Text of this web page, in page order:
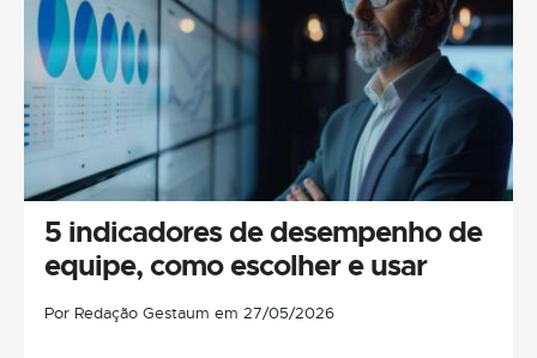
5 indicadores de desempenho de
equipe, como escolher e usar
Por Redação Gestaum em 27/05/2026